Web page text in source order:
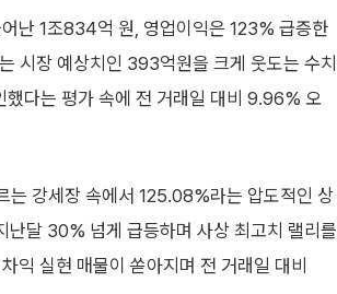
난 1조834억 원, 영업이익은 123% 급증한
시장 예상치인 393억원을 크게 웃도는 수치
했다는 평가 속에 전 거래일 대비 9.96% 오
는 강세장 속에서 125.08%라는 압도적인 상
난달 30% 넘게 급등하며 사상 최고치 랠리를
익 실현 매물이 쏟아지며 전 거래일 대비